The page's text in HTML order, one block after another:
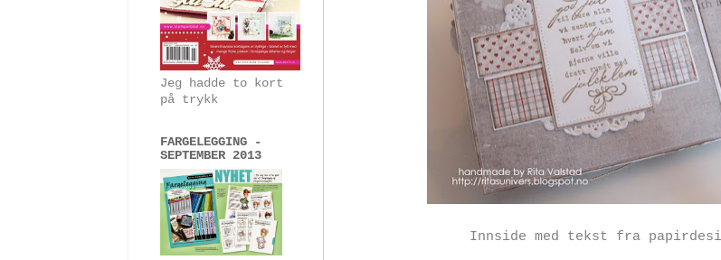
Innside med tekst fra
Jeg hadde to kort
på trykk
FARGELEGGING -
SEPTEMBER 2013